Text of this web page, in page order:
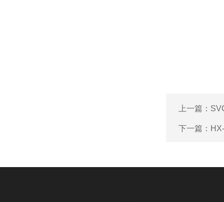
上一篇：
下一篇：